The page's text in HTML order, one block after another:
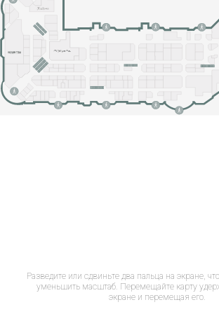
Разведите или сдвиньте два пальца на экране,
уменьшить масштаб. Перемещайте карту
экране и перемещая его.